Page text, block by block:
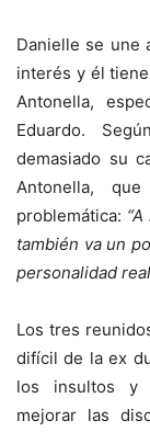
Danielle se une
interés y él
Antonella,
Eduardo.
demasiado su
Antonella,
problemática:
también va un
personalidad
Los tres
difícil de la ex
los insultos y
mejorar las